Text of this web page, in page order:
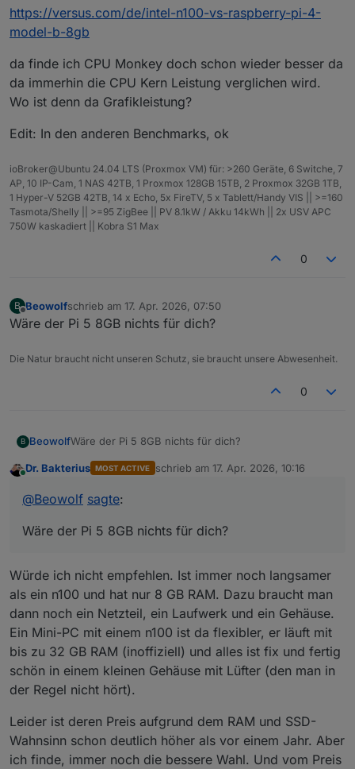
https://versus.com/de/intel-n100-vs-raspberry-pi-4-
model-b-8gb
da finde ich CPU Monkey doch schon wieder besser da
da immerhin die CPU Kern Leistung verglichen wird.
Wo ist denn da Grafikleistung?
Edit: In den anderen Benchmarks, ok
ioBroker@Ubuntu 24.04 LTS (Proxmox VM) für: >260 Geräte, 6 Switche, 7
AP, 10 IP-Cam, 1 NAS 42TB, 1 Proxmox 128GB 15TB, 2 Proxmox 32GB 1TB,
1 Hyper-V 52GB 42TB, 14 x Echo, 5x FireTV, 5 x Tablett/Handy VIS || >=160
Tasmota/Shelly || >=95 ZigBee || PV 8.1kW / Akku 14kWh || 2x USV APC
750W kaskadiert || Kobra S1 Max
0
B
Offline
Beowolfschrieb am 17. Apr. 2026, 07:50
zuletzt editiert von
Wäre der Pi 5 8GB nichts für dich?
Die Natur braucht nicht unseren Schutz, sie braucht unsere Abwesenheit.
0
B BeowolfWäre der Pi 5 8GB nichts für dich?
Dr. Bakterius MOST ACTIVE schrieb am 17. Apr. 2026, 10:16
zuletzt editiert von
@Beowolf sagte:
Wäre der Pi 5 8GB nichts für dich?
Würde ich nicht empfehlen. Ist immer noch langsamer
als ein n100 und hat nur 8 GB RAM. Dazu braucht man
dann noch ein Netzteil, ein Laufwerk und ein Gehäuse.
Ein Mini-PC mit einem n100 ist da flexibler, er läuft mit
bis zu 32 GB RAM (inoffiziell) und alles ist fix und fertig
schön in einem kleinen Gehäuse mit Lüfter (den man in
der Regel nicht hört).
Leider ist deren Preis aufgrund dem RAM und SSD-
Wahnsinn schon deutlich höher als vor einem Jahr. Aber
ich finde, immer noch die bessere Wahl. Und vom Preis